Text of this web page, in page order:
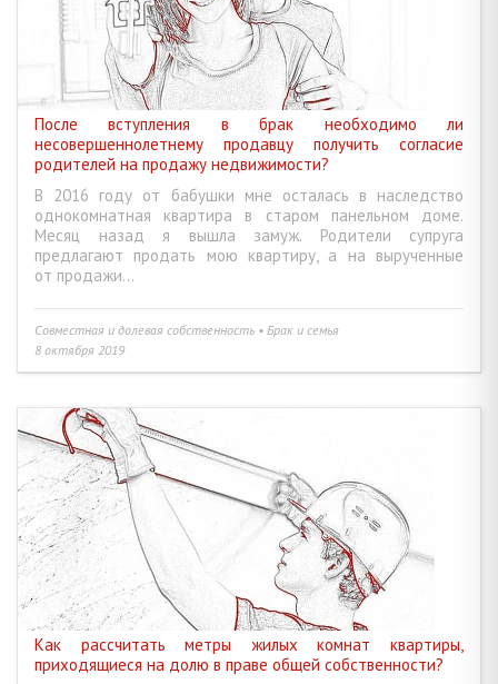
После вступления в брак необходимо ли
несовершеннолетнему продавцу получить согласие
родителей на продажу недвижимости?
В 2016 году от бабушки мне осталась в наследство
однокомнатная квартира в старом панельном доме.
Месяц назад я вышла замуж. Родители супруга
предлагают продать мою квартиру, а на вырученные
от продажи...
8 октября 2019
Совместная и долевая собственность • Брак и семья
Как рассчитать метры жилых комнат квартиры,
приходящиеся на долю в праве общей собственности?